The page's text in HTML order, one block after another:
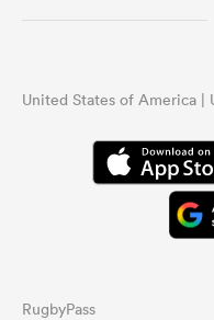
United States of America |
RugbyPass